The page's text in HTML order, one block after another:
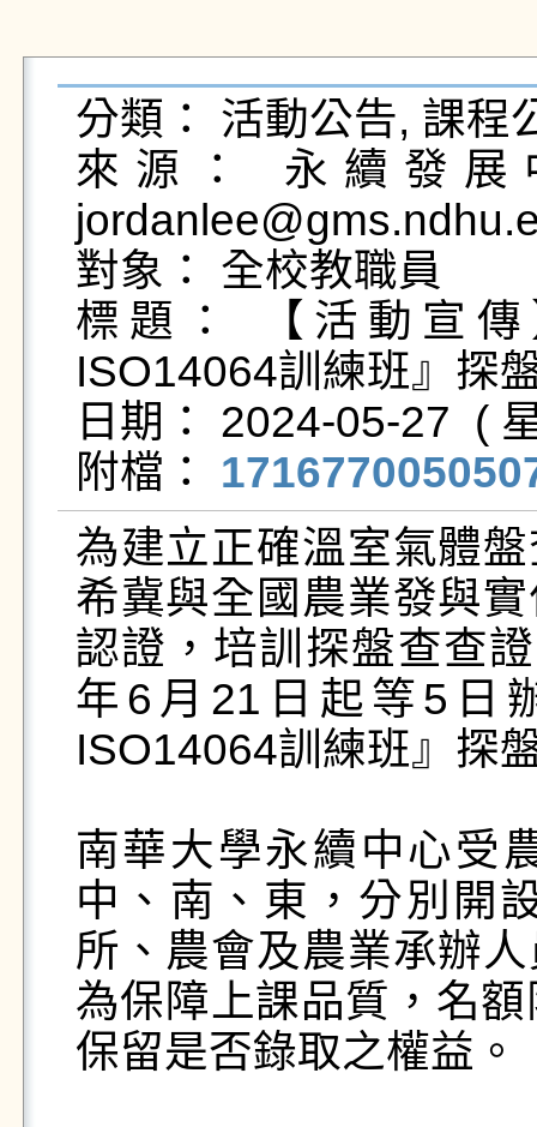
分類： 活動公告, 課程
來源： 永續發
對象： 全校教職員
標題： 【活動宣
ISO14064訓練班』探
日期： 2024-05-27  (
附檔：
為建立正確溫室氣體
希冀與全國農業發與
認證，培訓探盤查查
年6月21日起等5日
ISO14064訓練班』探
南華大學永續中心受
中、南、東，分別開
所、農會及農業承辦
為保障上課品質，名
保留是否錄取之權益。